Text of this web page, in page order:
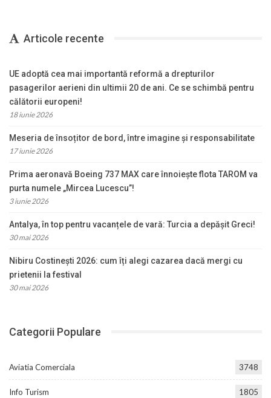
Articole recente
UE adoptă cea mai importantă reformă a drepturilor
pasagerilor aerieni din ultimii 20 de ani. Ce se schimbă pentru
călătorii europeni!
18 iunie 2026
Meseria de însoțitor de bord, între imagine și responsabilitate
17 iunie 2026
Prima aeronavă Boeing 737 MAX care înnoiește flota TAROM va
purta numele „Mircea Lucescu”!
3 iunie 2026
Antalya, în top pentru vacanțele de vară: Turcia a depășit Greci!
30 mai 2026
Nibiru Costinești 2026: cum îți alegi cazarea dacă mergi cu
prietenii la festival
30 mai 2026
Categorii Populare
Aviatia Comerciala 3748
Info Turism 1805